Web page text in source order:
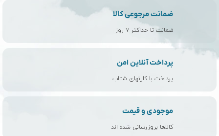
ضمانت مرجوعی کالا
ضمانت تا حداکثر ۷ روز
پرداخت آنلاین امن
پرداخت با کارتهای شتاب
موجودی و قیمت
کالاها بروزرسانی شده اند